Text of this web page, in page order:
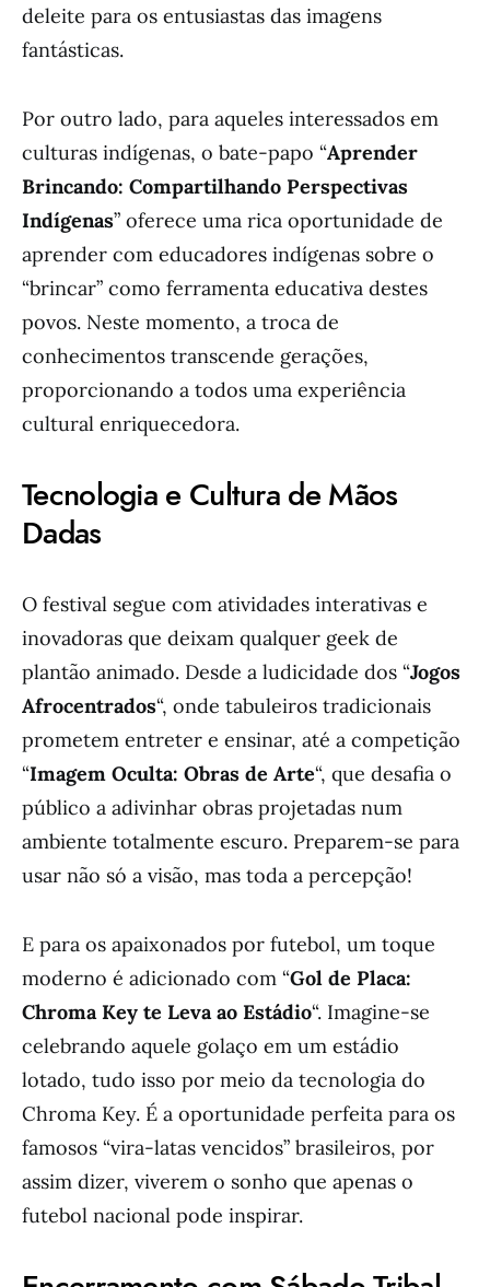
deleite para os entusiastas das imagens
fantásticas.
Por outro lado, para aqueles interessados em
culturas indígenas, o bate-papo “Aprender
Brincando: Compartilhando Perspectivas
Indígenas” oferece uma rica oportunidade de
aprender com educadores indígenas sobre o
“brincar” como ferramenta educativa destes
povos. Neste momento, a troca de
conhecimentos transcende gerações,
proporcionando a todos uma experiência
cultural enriquecedora.
Tecnologia e Cultura de Mãos
Dadas
O festival segue com atividades interativas e
inovadoras que deixam qualquer geek de
plantão animado. Desde a ludicidade dos “Jogos
Afrocentrados“, onde tabuleiros tradicionais
prometem entreter e ensinar, até a competição
“Imagem Oculta: Obras de Arte“, que desafia o
público a adivinhar obras projetadas num
ambiente totalmente escuro. Preparem-se para
usar não só a visão, mas toda a percepção!
E para os apaixonados por futebol, um toque
moderno é adicionado com “Gol de Placa:
Chroma Key te Leva ao Estádio“. Imagine-se
celebrando aquele golaço em um estádio
lotado, tudo isso por meio da tecnologia do
Chroma Key. É a oportunidade perfeita para os
famosos “vira-latas vencidos” brasileiros, por
assim dizer, viverem o sonho que apenas o
futebol nacional pode inspirar.